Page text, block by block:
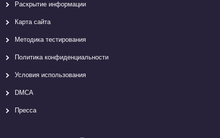
Раскрытие информации
Карта сайтa
Методика тестирования
Политика конфиденциальности
Условия использования
DMCA
Пресса